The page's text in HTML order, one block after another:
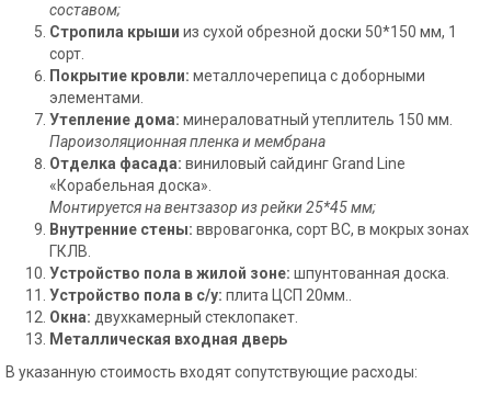
составом;
Стропила крыши из сухой обрезной доски 50*150 мм, 1
сорт.
Покрытие кровли: металлочерепица с доборными
элементами.
Утепление дома: минераловатный утеплитель 150 мм.
Пароизоляционная пленка и мембрана
Отделка фасада: виниловый сайдинг Grand Line
«Корабельная доска».
Монтируется на вентзазор из рейки 25*45 мм;
Внутренние стены: ввровагонка, сорт BC, в мокрых зонах
ГКЛВ.
Устройство пола в жилой зоне: шпунтованная доска.
Устройство пола в с/у: плита ЦСП 20мм..
Окна: двухкамерный стеклопакет.
Металлическая входная дверь
В указанную стоимость входят сопутствующие расходы: